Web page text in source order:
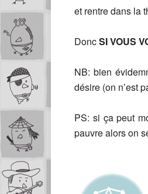
et rentre dans la
DoncSI VOUS
NB: bien
désire (on n’est
PS: si ça peut
pauvre alors on